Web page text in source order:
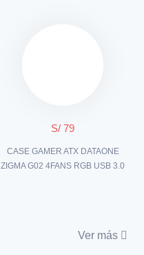
S/ 79
CASE GAMER ATX DATAONE
ZIGMA G02 4FANS RGB USB 3.0
Ver más